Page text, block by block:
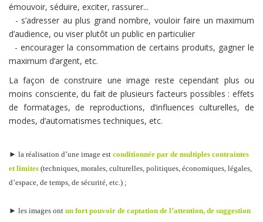
émouvoir, séduire, exciter, rassurer...
- s’adresser au plus grand nombre, vouloir faire un maximum
d’audience, ou viser plutôt un public en particulier
- encourager la consommation de certains produits, gagner le
maximum d’argent, etc.
La façon de construire une image reste cependant plus ou
moins consciente, du fait de plusieurs facteurs possibles : effets
de formatages, de reproductions, d’influences culturelles, de
modes, d’automatismes techniques, etc.
► la réalisation d’une image est conditionnée par de multiples contraintes
et limites (techniques, morales, culturelles, politiques, économiques, légales,
d’espace, de temps, de sécurité, etc.) ;
► les images ont un fort pouvoir de captation de l’attention, de suggestion